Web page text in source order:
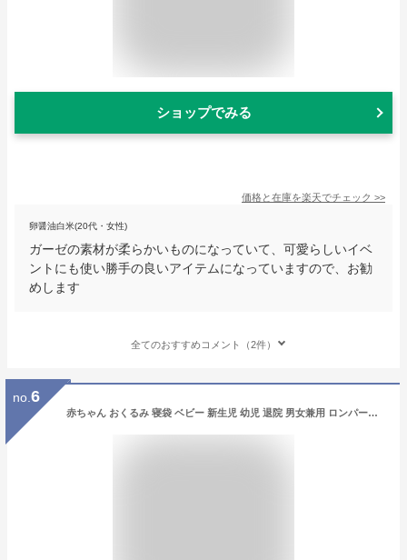
ショップでみる
価格と在庫を楽天でチェック >>
卵醤油白米(20代・女性)
ガーゼの素材が柔らかいものになっていて、可愛らしいイベ
ントにも使い勝手の良いアイテムになっていますので、お勧
めします
全てのおすすめコメント（2件）
no. 6
赤ちゃん おくるみ 寝袋 ベビー 新生児 幼児 退院 男女兼用 ロンパース マジックテープ 部屋着 寝間着 パジャマ 防寒 防風 あったか 秋 冬 着ぐるみ フード付き 無地 前開き 寝巻き 子供服 出産祝い 出産準備 撮影 中綿 ボア ふわふわ 柔らかい もこもこ 可愛い 5カラー